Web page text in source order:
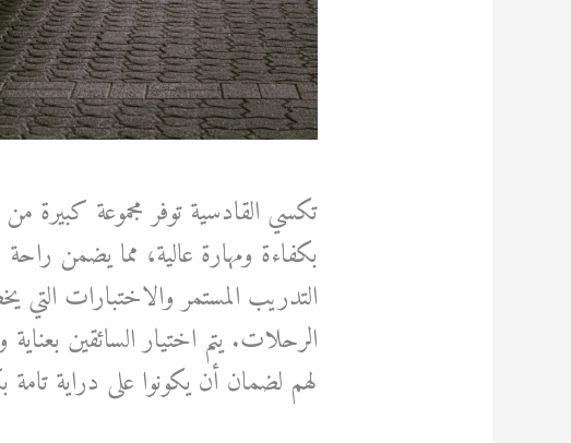
تكسي القادسية توفر مجموعة كبيرة
بكفاءة ومهارة عالية، مما يضمن راحة
التدريب المستمر والاختبارات التي
الرحلات. يتم اختيار السائقين بعناية
لهم لضمان أن يكونوا على دراية تامة